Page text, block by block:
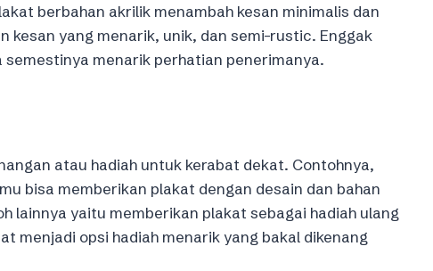
berbahan akrilik menambah kesan minimalis dan
kesan yang menarik, unik, dan semi-rustic. Enggak
semestinya menarik perhatian penerimanya.
atau hadiah untuk kerabat dekat. Contohnya,
bisa memberikan plakat dengan desain dan bahan
lainnya yaitu memberikan plakat sebagai hadiah ulang
menjadi opsi hadiah menarik yang bakal dikenang